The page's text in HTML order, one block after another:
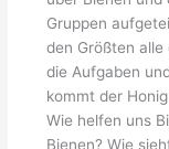
Gruppen
den Größten
die Aufgaben
kommt der
Wie helfen uns
Bienen? Wie